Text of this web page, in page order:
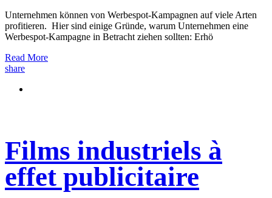
Unternehmen können von Werbespot-Kampagnen auf viele Arten
profitieren. Hier sind einige Gründe, warum Unternehmen eine
Werbespot-Kampagne in Betracht ziehen sollten: Erhö
Read More
share
Films industriels à
effet publicitaire